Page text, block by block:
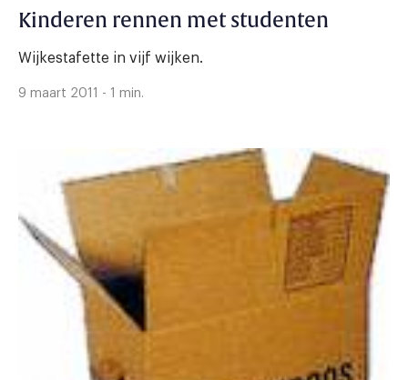
Kinderen rennen met studenten
Wijkestafette in vijf wijken.
9 maart 2011 - 1 min.